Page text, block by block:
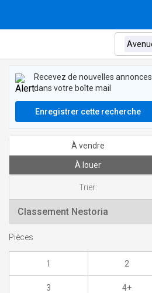
Recevez de nouvelles annonces
dans votre boîte mail
Enregistrer cette recherche
À vendre
À louer
Trier:
Pièces
1 2
3 4+